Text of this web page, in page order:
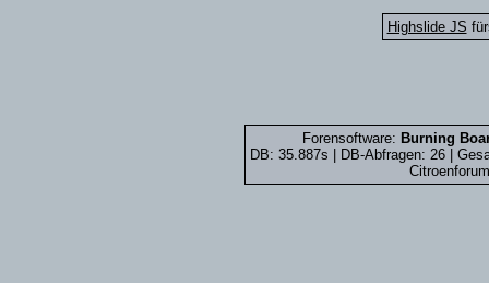
Highslide JS
Forensoftware: Burning
DB: 35.887s | DB-Abfragen: 26 |